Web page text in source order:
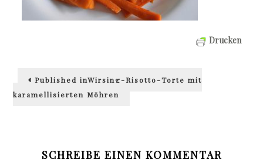
Drucken
Beitragsnavigation
Published inWirsing-Risotto-Torte mit
karamellisierten Möhren
SCHREIBE EINEN KOMMENTAR